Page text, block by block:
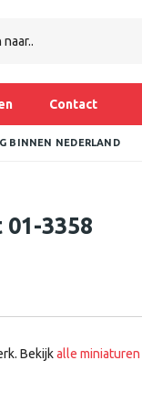
Contact
BINNEN NEDERLAND
3358
Bekijkalle miniaturen